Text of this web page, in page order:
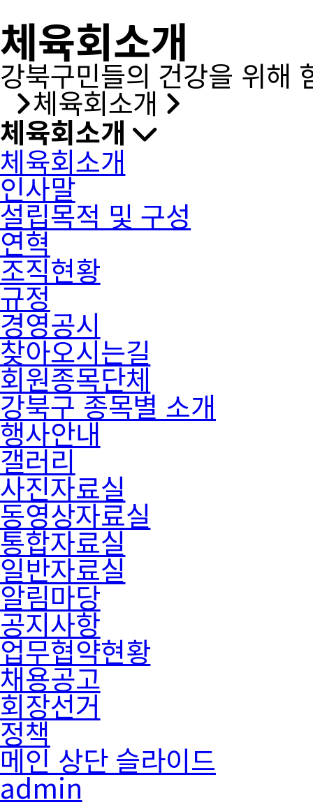
체육회소개
강북구민들의 건강을 위해
체육회소개
체육회소개
체육회소개
인사말
설립목적 및 구성
연혁
조직현황
규정
경영공시
찾아오시는길
회원종목단체
강북구 종목별 소개
행사안내
갤러리
사진자료실
동영상자료실
통합자료실
일반자료실
알림마당
공지사항
업무협약현황
채용공고
회장선거
정책
메인 상단 슬라이드
admin